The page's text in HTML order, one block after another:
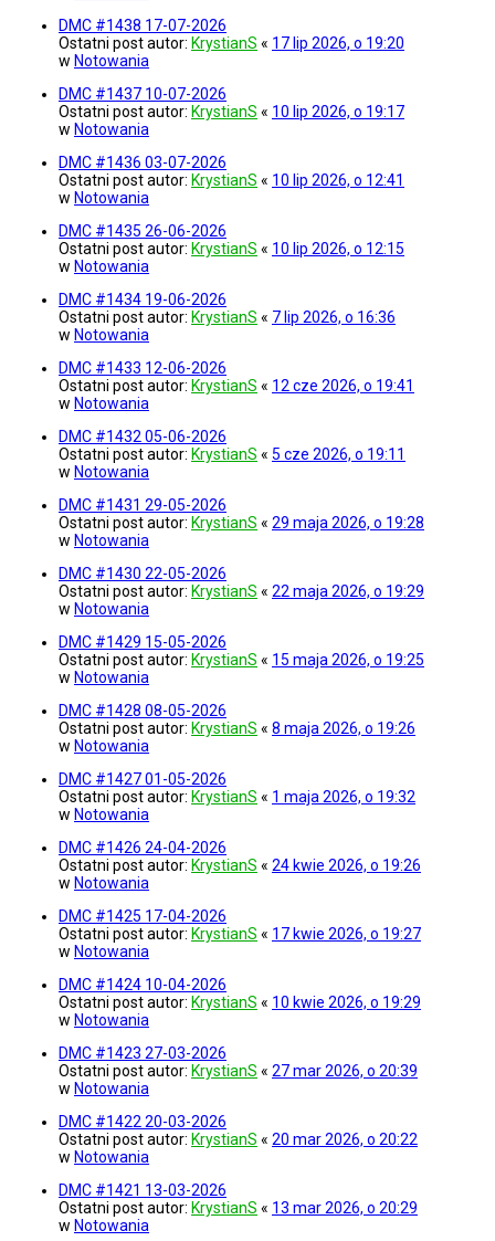
DMC #1438 17-07-2026
Ostatni post autor: KrystianS « 17 lip 2026, o 19:20
w Notowania
DMC #1437 10-07-2026
Ostatni post autor: KrystianS « 10 lip 2026, o 19:17
w Notowania
DMC #1436 03-07-2026
Ostatni post autor: KrystianS « 10 lip 2026, o 12:41
w Notowania
DMC #1435 26-06-2026
Ostatni post autor: KrystianS « 10 lip 2026, o 12:15
w Notowania
DMC #1434 19-06-2026
Ostatni post autor: KrystianS « 7 lip 2026, o 16:36
w Notowania
DMC #1433 12-06-2026
Ostatni post autor: KrystianS « 12 cze 2026, o 19:41
w Notowania
DMC #1432 05-06-2026
Ostatni post autor: KrystianS « 5 cze 2026, o 19:11
w Notowania
DMC #1431 29-05-2026
Ostatni post autor: KrystianS « 29 maja 2026, o 19:28
w Notowania
DMC #1430 22-05-2026
Ostatni post autor: KrystianS « 22 maja 2026, o 19:29
w Notowania
DMC #1429 15-05-2026
Ostatni post autor: KrystianS « 15 maja 2026, o 19:25
w Notowania
DMC #1428 08-05-2026
Ostatni post autor: KrystianS « 8 maja 2026, o 19:26
w Notowania
DMC #1427 01-05-2026
Ostatni post autor: KrystianS « 1 maja 2026, o 19:32
w Notowania
DMC #1426 24-04-2026
Ostatni post autor: KrystianS « 24 kwie 2026, o 19:26
w Notowania
DMC #1425 17-04-2026
Ostatni post autor: KrystianS « 17 kwie 2026, o 19:27
w Notowania
DMC #1424 10-04-2026
Ostatni post autor: KrystianS « 10 kwie 2026, o 19:29
w Notowania
DMC #1423 27-03-2026
Ostatni post autor: KrystianS « 27 mar 2026, o 20:39
w Notowania
DMC #1422 20-03-2026
Ostatni post autor: KrystianS « 20 mar 2026, o 20:22
w Notowania
DMC #1421 13-03-2026
Ostatni post autor: KrystianS « 13 mar 2026, o 20:29
w Notowania